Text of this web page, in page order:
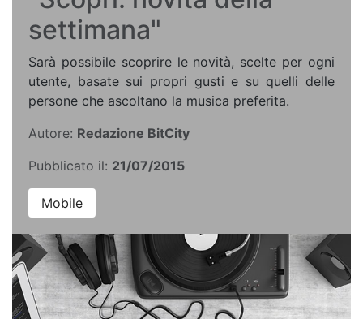
settimana"
Sarà possibile scoprire le novità, scelte per ogni
utente, basate sui propri gusti e su quelli delle
persone che ascoltano la musica preferita.
Autore: Redazione BitCity
Pubblicato il: 21/07/2015
Mobile